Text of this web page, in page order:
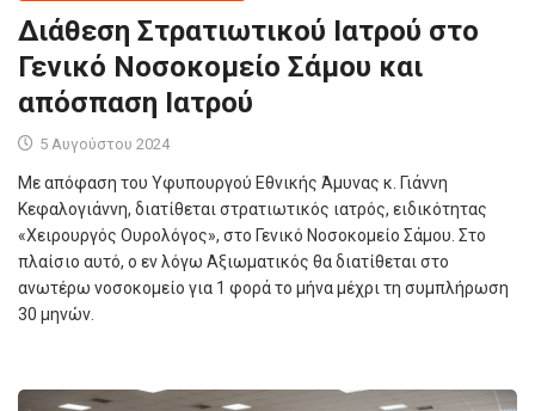
Διάθεση Στρατιωτικού Ιατρού στο
Γενικό Νοσοκομείο Σάμου και
απόσπαση Ιατρού
5 Αυγούστου 2024
Με απόφαση του Υφυπουργού Εθνικής Άμυνας κ. Γιάννη
Κεφαλογιάννη, διατίθεται στρατιωτικός ιατρός, ειδικότητας
«Χειρουργός Ουρολόγος», στο Γενικό Νοσοκομείο Σάμου. Στο
πλαίσιο αυτό, ο εν λόγω Αξιωματικός θα διατίθεται στο
ανωτέρω νοσοκομείο για 1 φορά το μήνα μέχρι τη συμπλήρωση
30 μηνών.